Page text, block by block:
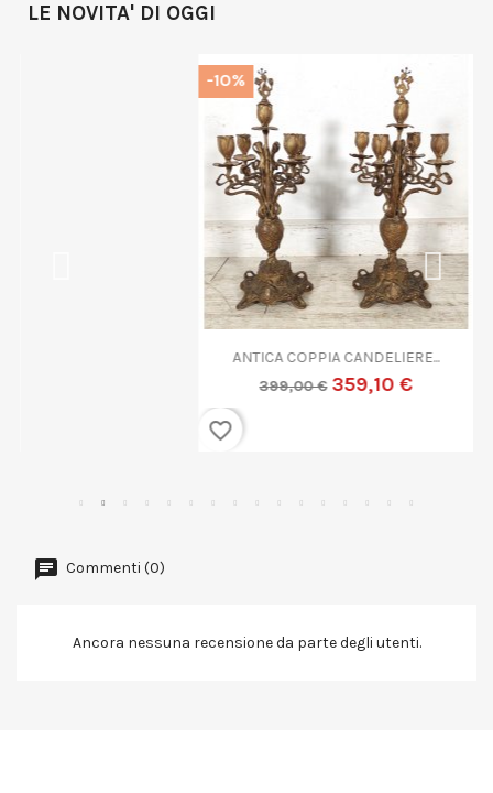
LE NOVITA' DI OGGI
ANTICA COPPIA CANDELIERE...
359,10 €
Commenti (0)
Ancora nessuna recensione da parte degli utenti.